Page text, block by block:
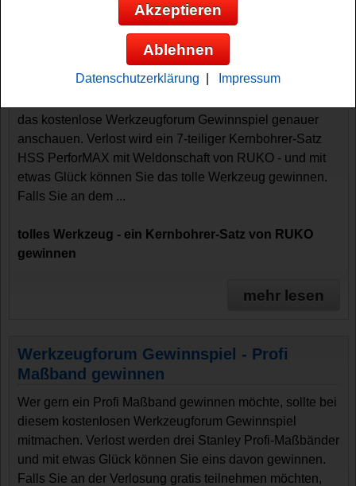
▲ ▼
Werkzeugforum Gewinnspiel - tolles
Werkzeug gewinnen
das kostenlose Werkzeugforum Gewinnspiel genauer
anschauen. Verlost wird ein 7-teiliger Kernbohrer-Satz
HSS PerforMAX mit Weldonschaft von RUKO - und mit
etwas Glück können Sie das tolle Werkzeug gewinnen.
Falls Sie an dem ...
tolles Werkzeug - ein Kernbohrer-Satz von RUKO
gewinnen
mehr lesen
Werkzeugforum Gewinnspiel - Profi
Maßband gewinnen
Wer gern ein Profi Maßband gewinnen möchte, sollte bei
diesem kostenlosen Werkzeugforum Gewinnspiel
mitmachen. Verlost werden drei Stanley Profi-Maßbänder
und mit etwas Glück können Sie eins davon gewinnen.
Falls Sie an der Verlosung gratis teilnehmen möchten,
Akzeptieren
Ablehnen
Datenschutzerklärung Impressum